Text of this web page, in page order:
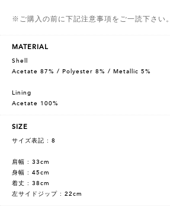
※ご購入の前に下記注意事項をご一読下さい。
MATERIAL
Shell
Acetate 87% / Polyester 8% / Metallic 5%
Lining
Acetate 100%
SIZE
サイズ表記 : 8
肩幅 : 33cm
身幅 : 45cm
着丈 : 38cm
左サイドジップ : 22cm